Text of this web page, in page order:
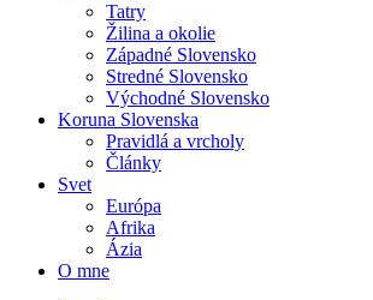
Tatry
Žilina a okolie
Západné Slovensko
Stredné Slovensko
Východné Slovensko
Koruna Slovenska
Pravidlá a vrcholy
Články
Svet
Európa
Afrika
Ázia
O mne